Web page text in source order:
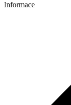
Informace